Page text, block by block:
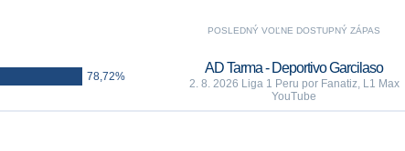
78,72%
POSLEDNÝ VOĽNE DOSTUPNÝ ZÁPAS
AD Tarma - Deportivo Garcilaso
2. 8. 2026 Liga 1 Peru por Fanatiz, L1 Max
YouTube